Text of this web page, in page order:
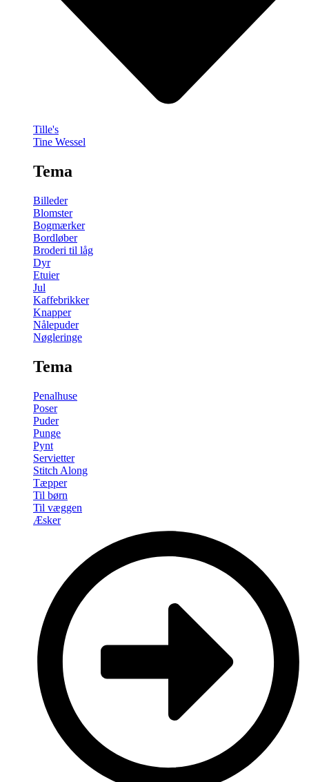
Tille's
Tine Wessel
Tema
Billeder
Blomster
Bogmærker
Bordløber
Broderi til låg
Dyr
Etuier
Jul
Kaffebrikker
Knapper
Nålepuder
Nøgleringe
Tema
Penalhuse
Poser
Puder
Punge
Pynt
Servietter
Stitch Along
Tæpper
Til børn
Til væggen
Æsker